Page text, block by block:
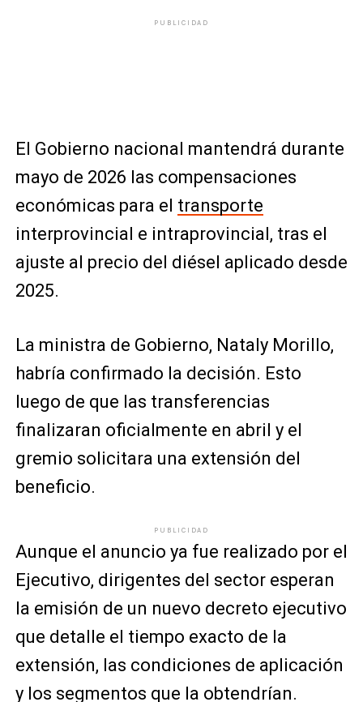
PUBLICIDAD
El Gobierno nacional mantendrá durante
mayo de 2026 las compensaciones
económicas para el transporte
interprovincial e intraprovincial, tras el
ajuste al precio del diésel aplicado desde
2025.
La ministra de Gobierno, Nataly Morillo,
habría confirmado la decisión. Esto
luego de que las transferencias
finalizaran oficialmente en abril y el
gremio solicitara una extensión del
beneficio.
PUBLICIDAD
Aunque el anuncio ya fue realizado por el
Ejecutivo, dirigentes del sector esperan
la emisión de un nuevo decreto ejecutivo
que detalle el tiempo exacto de la
extensión, las condiciones de aplicación
y los segmentos que la obtendrían.